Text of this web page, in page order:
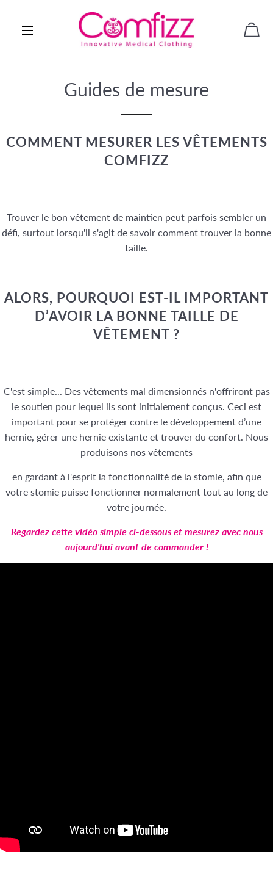
NAVIGATION
Guides de mesure
COMMENT MESURER LES VÊTEMENTS
COMFIZZ
Trouver le bon vêtement de maintien peut parfois sembler un
défi, surtout lorsqu'il s'agit de savoir comment trouver la bonne
taille.
ALORS, POURQUOI EST-IL IMPORTANT
D’AVOIR LA BONNE TAILLE DE
VÊTEMENT ?
C'est simple... Des vêtements mal dimensionnés n'offriront pas
le soutien pour lequel ils sont initialement conçus. Ceci est
important pour se protéger contre le développement d’une
hernie, gérer une hernie existante et trouver du confort. Nous
produisons nos vêtements
en gardant à l'esprit la fonctionnalité de la stomie, afin que
votre stomie puisse fonctionner normalement tout au long de
votre journée.
Regardez cette vidéo simple ci-dessous et mesurez avec nous
aujourd'hui avant de commander !